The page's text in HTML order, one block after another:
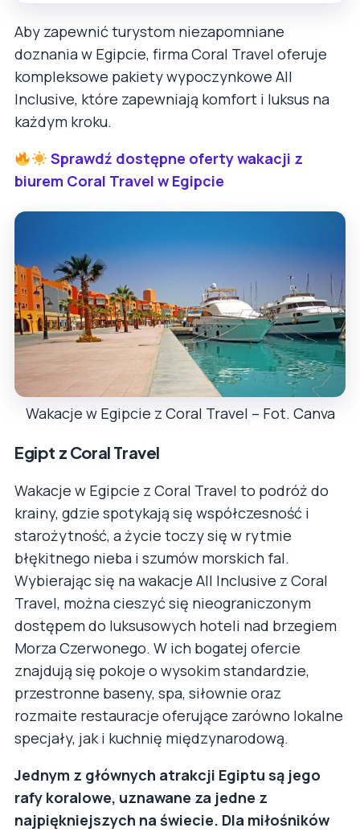
Aby zapewnić turystom niezapomniane
doznania w Egipcie, firma Coral Travel oferuje
kompleksowe pakiety wypoczynkowe All
Inclusive, które zapewniają komfort i luksus na
każdym kroku.
Sprawdź dostępne oferty wakacji z
biurem Coral Travel w Egipcie
Wakacje w Egipcie z Coral Travel – Fot. Canva
Egipt z Coral Travel
Wakacje w Egipcie z Coral Travel to podróż do
krainy, gdzie spotykają się współczesność i
starożytność, a życie toczy się w rytmie
błękitnego nieba i szumów morskich fal.
Wybierając się na wakacje All Inclusive z Coral
Travel, można cieszyć się nieograniczonym
dostępem do luksusowych hoteli nad brzegiem
Morza Czerwonego. W ich bogatej ofercie
znajdują się pokoje o wysokim standardzie,
przestronne baseny, spa, siłownie oraz
rozmaite restauracje oferujące zarówno lokalne
specjały, jak i kuchnię międzynarodową.
Jednym z głównych atrakcji Egiptu są jego
rafy koralowe, uznawane za jedne z
najpiękniejszych na świecie. Dla miłośników